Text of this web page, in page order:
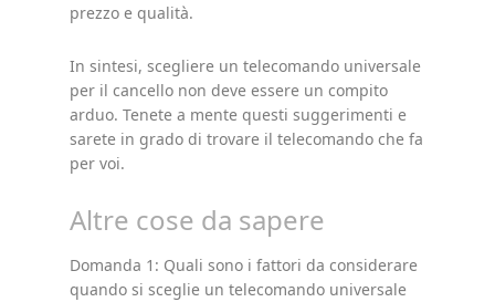
prezzo e qualità.
In sintesi, scegliere un telecomando universale
per il cancello non deve essere un compito
arduo. Tenete a mente questi suggerimenti e
sarete in grado di trovare il telecomando che fa
per voi.
Altre cose da sapere
Domanda 1: Quali sono i fattori da considerare
quando si sceglie un telecomando universale